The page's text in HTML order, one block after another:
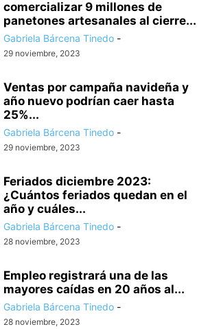
comercializar 9 millones de
panetones artesanales al cierre...
Gabriela Bárcena Tinedo -
29 noviembre, 2023
Ventas por campaña navideña y
año nuevo podrían caer hasta
25%...
Gabriela Bárcena Tinedo -
29 noviembre, 2023
Feriados diciembre 2023:
¿Cuántos feriados quedan en el
año y cuáles...
Gabriela Bárcena Tinedo -
28 noviembre, 2023
Empleo registrará una de las
mayores caídas en 20 años al...
Gabriela Bárcena Tinedo -
28 noviembre, 2023